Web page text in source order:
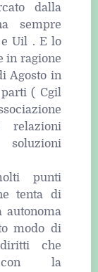
dalla
sempre
Uil . E lo
in ragione
Agosto in
( Cgil
punti
tenta di
modo di
che
con la